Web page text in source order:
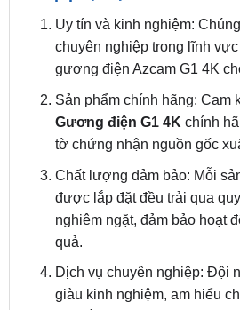
gương điện Azcam G1 4K
Sản phẩm chính hãng: Cam
Gương điện G1 4Kchính
tờ chứng nhận nguồn gốc
Chất lượng đảm bảo: Mỗi
được lắp đặt đều trải qua quy
nghiêm ngặt, đảm bảo hoạt
quả.
Dịch vụ chuyên nghiệp: Đội
giàu kinh nghiệm, am hiểu
bảo lắp đặt đúng kỹ thuật, an
Chế độ bảo hành uy tín: